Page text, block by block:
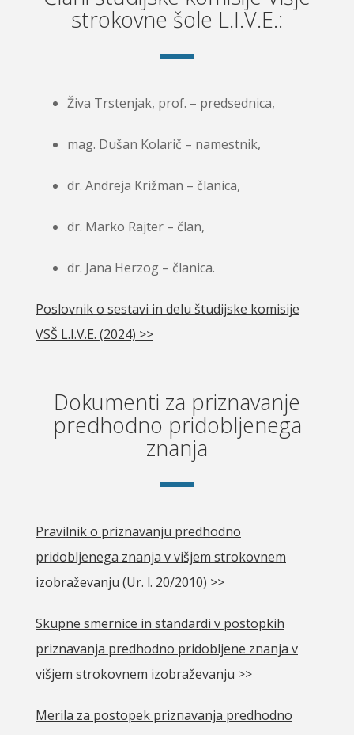
strokovne šole L.I.V.E.:
Živa Trstenjak, prof. – predsednica,
mag. Dušan Kolarič – namestnik,
dr. Andreja Križman – članica,
dr. Marko Rajter – član,
dr. Jana Herzog – članica.
Poslovnik o sestavi in delu študijske komisije
VSŠ L.I.V.E. (2024) >>
Dokumenti za priznavanje
predhodno pridobljenega
znanja
Pravilnik o priznavanju predhodno
pridobljenega znanja v višjem strokovnem
izobraževanju (Ur. l. 20/2010) >>
Skupne smernice in standardi v postopkih
priznavanja predhodno pridobljene znanja v
višjem strokovnem izobraževanju >>
Merila za postopek priznavanja predhodno